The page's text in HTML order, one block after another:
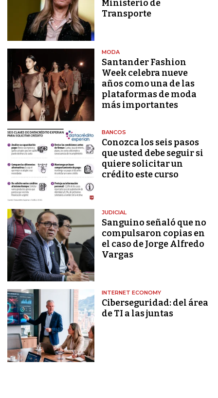
Ministerio de
Transporte
MODA
Santander Fashion
Week celebra nueve
años como una de las
plataformas de moda
más importantes
BANCOS
Conozca los seis pasos
que usted debe seguir si
quiere solicitar un
crédito este curso
JUDICIAL
Sanguino señaló que no
compulsaron copias en
el caso de Jorge Alfredo
Vargas
INTERNET ECONOMY
Ciberseguridad: del área
de TI a las juntas